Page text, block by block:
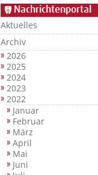
Nachrichtenportal
Aktuelles
Archiv
2026
2025
2024
2023
2022
Januar
Februar
März
April
Mai
Juni